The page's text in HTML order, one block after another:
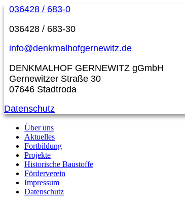
036428 / 683-0
036428 / 683-30
info@denkmalhofgernewitz.de
DENKMALHOF GERNEWITZ gGmbH
Gernewitzer Straße 30
07646 Stadtroda
Datenschutz
Über uns
Aktuelles
Fortbildung
Projekte
Historische Baustoffe
Förderverein
Impressum
Datenschutz